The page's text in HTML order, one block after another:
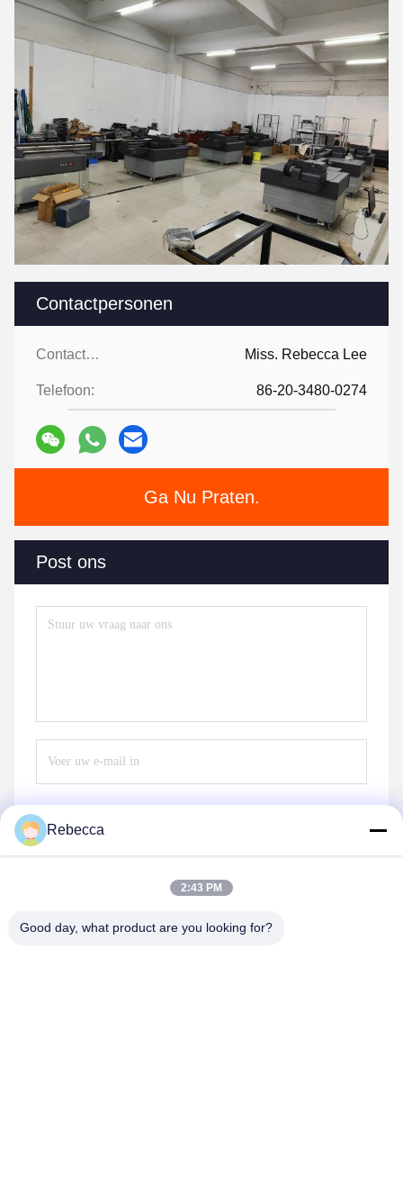
Contactpersonen
Contactpersonen: Miss. Rebecca Lee
Telefoon: 86-20-3480-0274
Ga Nu Praten.
Post ons
Rebecca
2:43 PM
Good day, what product are you looking for?